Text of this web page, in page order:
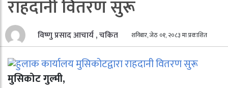
राहदानी वितरण सुरू
विष्णु प्रसाद आचार्य , चकित शनिबार, जेठ ०१, २०८३ मा प्रकाशित
मुसिकोट गुल्मी,